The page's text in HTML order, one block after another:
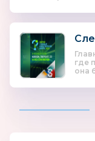
где
она